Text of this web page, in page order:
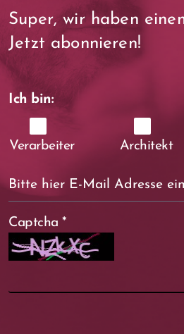
Super, wir haben
Jetzt abonnieren!
Ich bin:
Verarbeiter Architekt
Captcha *